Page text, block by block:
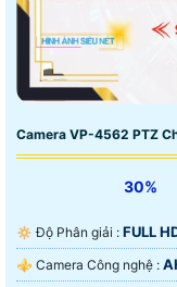
Camera VP-4562 PTZ
30%
🔅 Độ Phân giải : FULL
⚜️ Camera Công nghệ :